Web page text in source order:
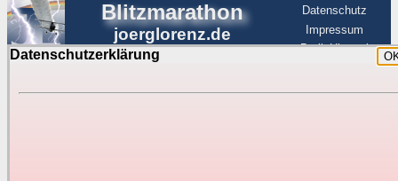
Datenschutzerklärung
Blitzmarathon
joerglorenz.de
Datenschutz
Impressum
BerlinHimmel
Blitzmarathon
Luftfahrt